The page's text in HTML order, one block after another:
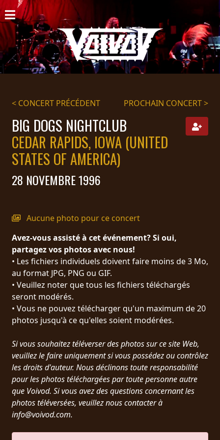
ACCUEIL
NOUVELLES
CONCERTS
DISCOGRAPHIE
GALERIE
BIO
PANIER
MAGASIN
PRESSE
PIGGY
CONTACT
CONNEXION
SOMMES
CONNECTÉS
CONDITIONS
D'UTILISATION
POLITIQUE
DE
CONFIDENTIALITÉ
< CONCERT PRÉCÉDENT PROCHAIN CONCERT >
BIG DOGS NIGHTCLUB
CEDAR RAPIDS, IOWA (UNITED
STATES OF AMERICA)
28 NOVEMBRE 1996
Aucune photo pour ce concert
Avez-vous assisté à cet événement? Si oui,
partagez vos photos avec nous!
• Les fichiers individuels doivent faire moins de 3 Mo,
au format JPG, PNG ou GIF.
• Veuillez noter que tous les fichiers téléchargés
seront modérés.
• Vous ne pouvez télécharger qu'un maximum de 20
photos jusqu'à ce qu'elles soient modérées.
Si vous souhaitez téléverser des photos sur ce site Web,
veuillez le faire uniquement si vous possédez ou contrôlez
les droits d'auteur. Nous déclinons toute responsabilité
pour les photos téléchargées par toute personne autre
que Voivod. Si vous avez des questions concernant les
photos téléversées, veuillez nous contacter à
info@voivod.com.